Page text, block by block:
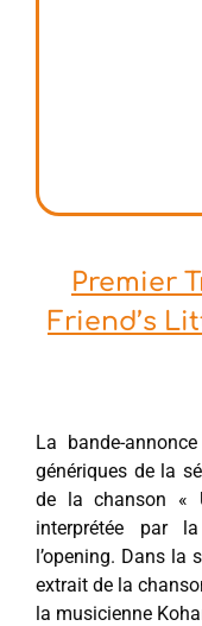
Premier
Friend’s
La bande-
génériques de la
de la chanson «
interprétée par
l’opening. Dans la
extrait de la
la musicienne